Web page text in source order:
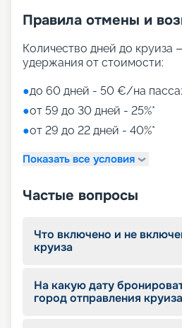
Правила отмены и
Количество дней до круиза
удержания от стоимости:
●до 60 дней - 50 €/на
●от 59 до 30 дней - 25%*
●от 29 до 22 дней - 40%*
Показать все условия
Частые вопросы
Что включено и не
круиза
На какую дату
город отправления